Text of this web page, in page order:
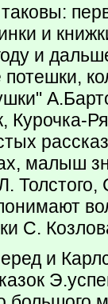
и
и
потешки,
Курочка-
малыш
С.
и